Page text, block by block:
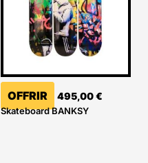
OFFRIR 495,00€
Skateboard BANKSY